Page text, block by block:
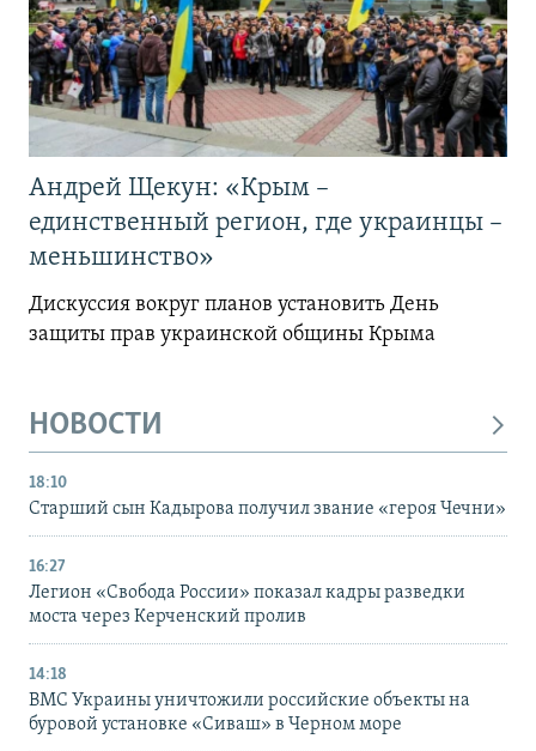
Андрей Щекун: «Крым –
единственный регион, где украинцы –
меньшинство»
Дискуссия вокруг планов установить День
защиты прав украинской общины Крыма
НОВОСТИ
18:10
Старший сын Кадырова получил звание «героя Чечни»
16:27
Легион «Свобода России» показал кадры разведки
моста через Керченский пролив
14:18
ВМС Украины уничтожили российские объекты на
буровой установке «Сиваш» в Черном море